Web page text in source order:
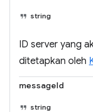
string
ID server yang
ditetapkan oleh
messageId
string